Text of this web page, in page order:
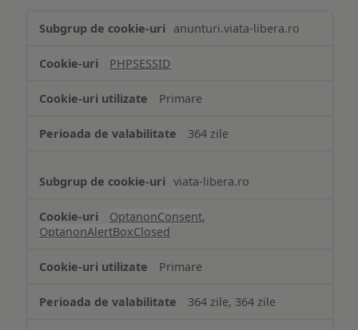
de
Cookie
necesare
anunturi.viata-libera.ro
PHPSESSID
Primare
364 zile
viata-libera.ro
OptanonConsent,
OptanonAlertBoxClosed
Primare
364 zile, 364 zile